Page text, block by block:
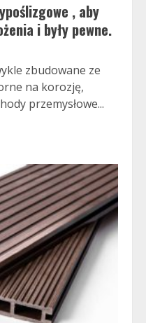
, aby
i były pewne.
zbudowane ze
na korozję,
przemysłowe...